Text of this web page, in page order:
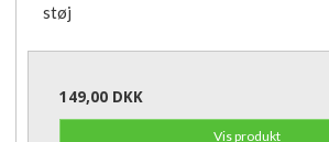
støj
149,00 DKK
Vis produkt